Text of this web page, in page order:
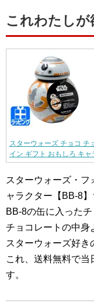
これわたしが
スターウォーズ チョコ チ
イン ギフト おもしろ キャ
スターウォーズ・フ
ャラクター【BB-8】
BB-8の缶に入ったチ
チョコレートの中身
スターウォーズ好き
これ、送料無料で当
す。